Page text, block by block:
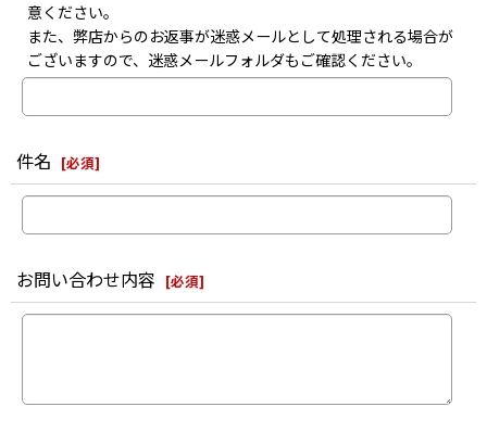
意ください。
また、弊店からのお返事が迷惑メールとして処理される場合が
ございますので、迷惑メールフォルダもご確認ください。
件名 [必須]
お問い合わせ内容 [必須]